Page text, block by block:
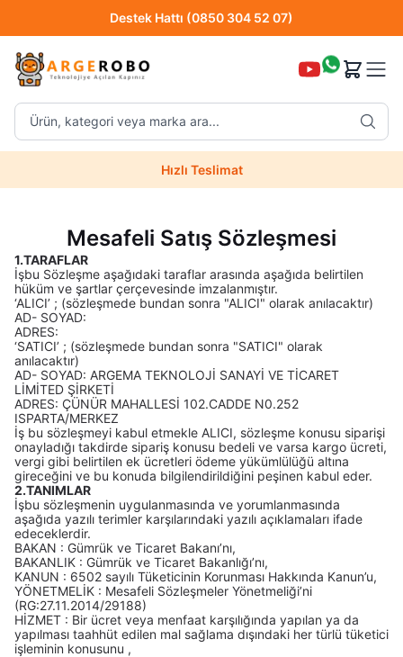
Hızlı Teslimat
Ürün, kategori veya marka ara...
Uzman Teknik Servis
Mesafeli Satış Sözleşmesi
1.TARAFLAR
İşbu Sözleşme aşağıdaki taraflar arasında aşağıda belirtilen
hüküm ve şartlar çerçevesinde imzalanmıştır.
‘ALICI’ ; (sözleşmede bundan sonra "ALICI" olarak anılacaktır)
AD- SOYAD:
ADRES:
‘SATICI’ ; (sözleşmede bundan sonra "SATICI" olarak
anılacaktır)
AD- SOYAD: ARGEMA TEKNOLOJİ SANAYİ VE TİCARET
LİMİTED ŞİRKETİ
ADRES: ÇÜNÜR MAHALLESİ 102.CADDE N0.252
ISPARTA/MERKEZ
İş bu sözleşmeyi kabul etmekle ALICI, sözleşme konusu siparişi
onayladığı takdirde sipariş konusu bedeli ve varsa kargo ücreti,
vergi gibi belirtilen ek ücretleri ödeme yükümlülüğü altına
gireceğini ve bu konuda bilgilendirildiğini peşinen kabul eder.
2.TANIMLAR
İşbu sözleşmenin uygulanmasında ve yorumlanmasında
aşağıda yazılı terimler karşılarındaki yazılı açıklamaları ifade
edeceklerdir.
BAKAN : Gümrük ve Ticaret Bakanı’nı,
BAKANLIK : Gümrük ve Ticaret Bakanlığı’nı,
KANUN : 6502 sayılı Tüketicinin Korunması Hakkında Kanun’u,
YÖNETMELİK : Mesafeli Sözleşmeler Yönetmeliği’ni
(RG:27.11.2014/29188)
HİZMET : Bir ücret veya menfaat karşılığında yapılan ya da
yapılması taahhüt edilen mal sağlama dışındaki her türlü tüketici
işleminin konusunu ,